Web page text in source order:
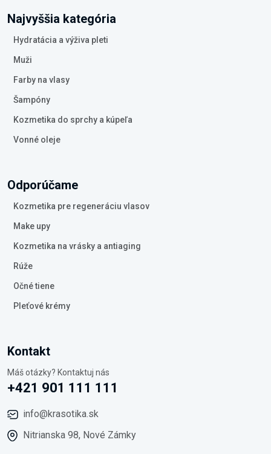
Najvyššia kategória
Hydratácia a výživa pleti
Muži
Farby na vlasy
Šampóny
Kozmetika do sprchy a kúpeľa
Vonné oleje
Odporúčame
Kozmetika pre regeneráciu vlasov
Make upy
Kozmetika na vrásky a antiaging
Rúže
Očné tiene
Pleťové krémy
Kontakt
Máš otázky? Kontaktuj nás
+421 901 111 111
info@krasotika.sk
Nitrianska 98, Nové Zámky